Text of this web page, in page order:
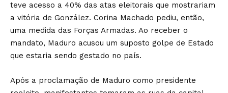
teve acesso a 40% das atas eleitorais que mostrariam
a vitória de González. Corina Machado pediu, então,
uma medida das Forças Armadas. Ao receber o
mandato, Maduro acusou um suposto golpe de Estado
que estaria sendo gestado no país.
Após a proclamação de Maduro como presidente